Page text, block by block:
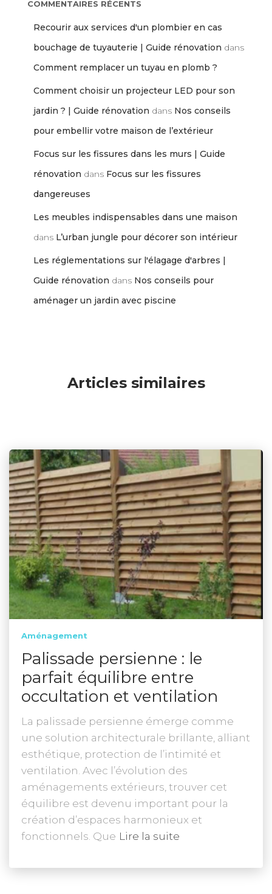
COMMENTAIRES RÉCENTS
Recourir aux services d'un plombier en cas
bouchage de tuyauterie | Guide rénovation dans
Comment remplacer un tuyau en plomb ?
Comment choisir un projecteur LED pour son
jardin ? | Guide rénovation dans Nos conseils
pour embellir votre maison de l’extérieur
Focus sur les fissures dans les murs | Guide
rénovation dans Focus sur les fissures
dangereuses
Les meubles indispensables dans une maison
dans L’urban jungle pour décorer son intérieur
Les réglementations sur l'élagage d'arbres |
Guide rénovation dans Nos conseils pour
aménager un jardin avec piscine
Articles similaires
Aménagement
Palissade persienne : le
parfait équilibre entre
occultation et ventilation
La palissade persienne émerge comme
une solution architecturale brillante, alliant
esthétique, protection de l’intimité et
ventilation. Avec l’évolution des
aménagements extérieurs, trouver cet
équilibre est devenu important pour la
création d’espaces harmonieux et
fonctionnels. Que Lire la suite